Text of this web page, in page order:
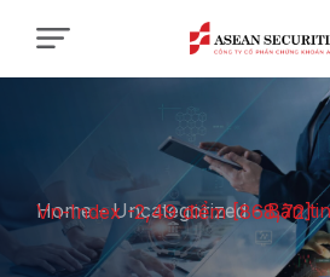
Home-Uncategorized-
Bản tin ngày 13.07.2020 – Vn-Index -2,49 điểm [868,72]